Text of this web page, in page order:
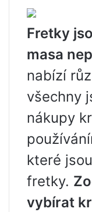
Fretky
masa
nabízí
všechny
nákupy
které
fretky.
vybírat